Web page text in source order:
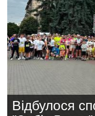
Відбулося